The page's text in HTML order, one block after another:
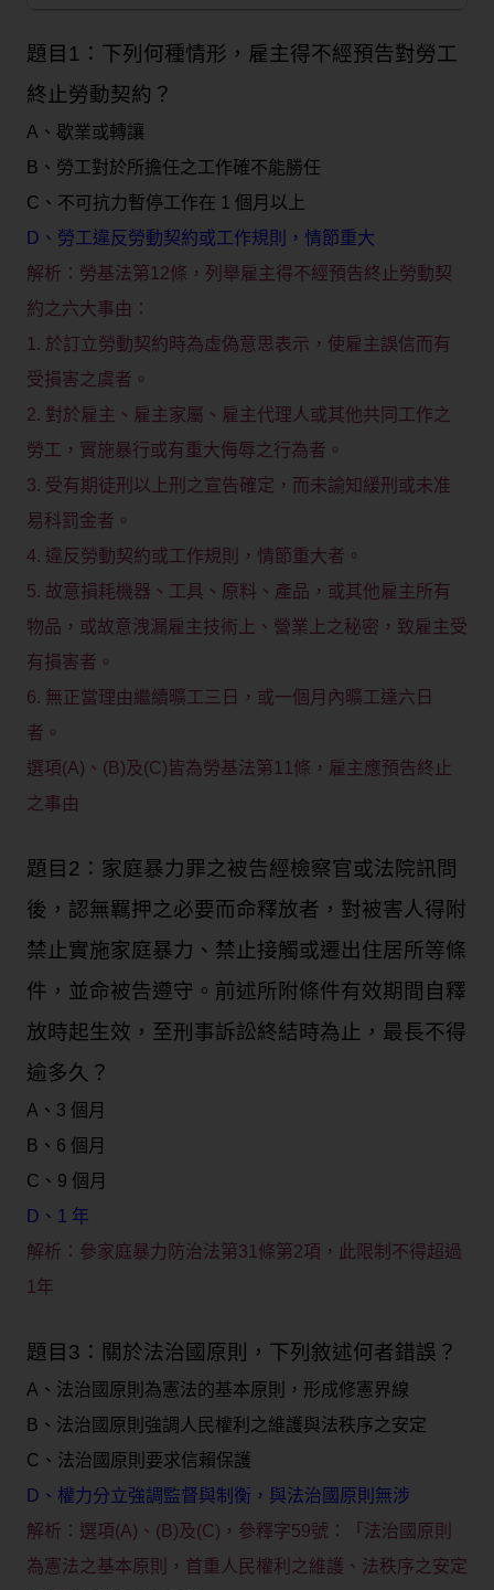
題目1：下列何種情形，雇主得不經預告對勞工
終止勞動契約？
A、歇業或轉讓
B、勞工對於所擔任之工作確不能勝任
C、不可抗力暫停工作在 1 個月以上
D、勞工違反勞動契約或工作規則，情節重大
解析：勞基法第12條，列舉雇主得不經預告終止勞動契
約之六大事由：
1. 於訂立勞動契約時為虛偽意思表示，使雇主誤信而有
受損害之虞者。
2. 對於雇主、雇主家屬、雇主代理人或其他共同工作之
勞工，實施暴行或有重大侮辱之行為者。
3. 受有期徒刑以上刑之宣告確定，而未諭知緩刑或未准
易科罰金者。
4. 違反勞動契約或工作規則，情節重大者。
5. 故意損耗機器、工具、原料、產品，或其他雇主所有
物品，或故意洩漏雇主技術上、營業上之秘密，致雇主受
有損害者。
6. 無正當理由繼續曠工三日，或一個月內曠工達六日
者。
選項(A)、(B)及(C)皆為勞基法第11條，雇主應預告終止
之事由
題目2：家庭暴力罪之被告經檢察官或法院訊問
後，認無羈押之必要而命釋放者，對被害人得附
禁止實施家庭暴力、禁止接觸或遷出住居所等條
件，並命被告遵守。前述所附條件有效期間自釋
放時起生效，至刑事訴訟終結時為止，最長不得
逾多久？
A、3 個月
B、6 個月
C、9 個月
D、1 年
解析：參家庭暴力防治法第31條第2項，此限制不得超過
1年
題目3：關於法治國原則，下列敘述何者錯誤？
A、法治國原則為憲法的基本原則，形成修憲界線
B、法治國原則強調人民權利之維護與法秩序之安定
C、法治國原則要求信賴保護
D、權力分立強調監督與制衡，與法治國原則無涉
解析：選項(A)、(B)及(C)，參釋字59號：「法治國原則
為憲法之基本原則，首重人民權利之維護、法秩序之安定